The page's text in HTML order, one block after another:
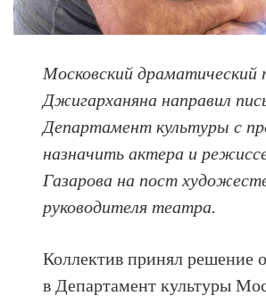
Московский
Джигарханяна направил
Департамент культуры с
назначить актера и
Газарова на пост
руководителя театра.
Коллектив принял решение
в Департамент культуры